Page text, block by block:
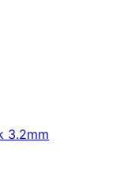
3.2mm